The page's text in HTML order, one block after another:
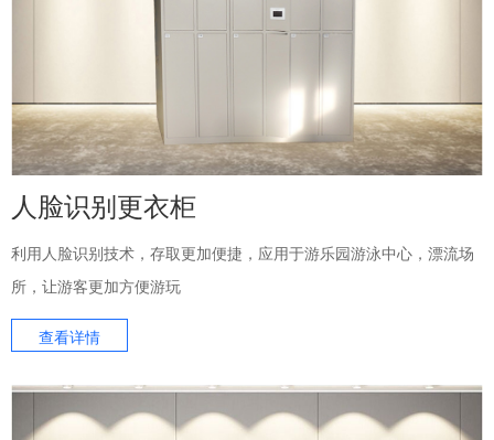
人脸识别更衣柜
利用人脸识别技术，存取更加便捷，应用于游乐园游泳中心，漂流场
所，让游客更加方便游玩
查看详情